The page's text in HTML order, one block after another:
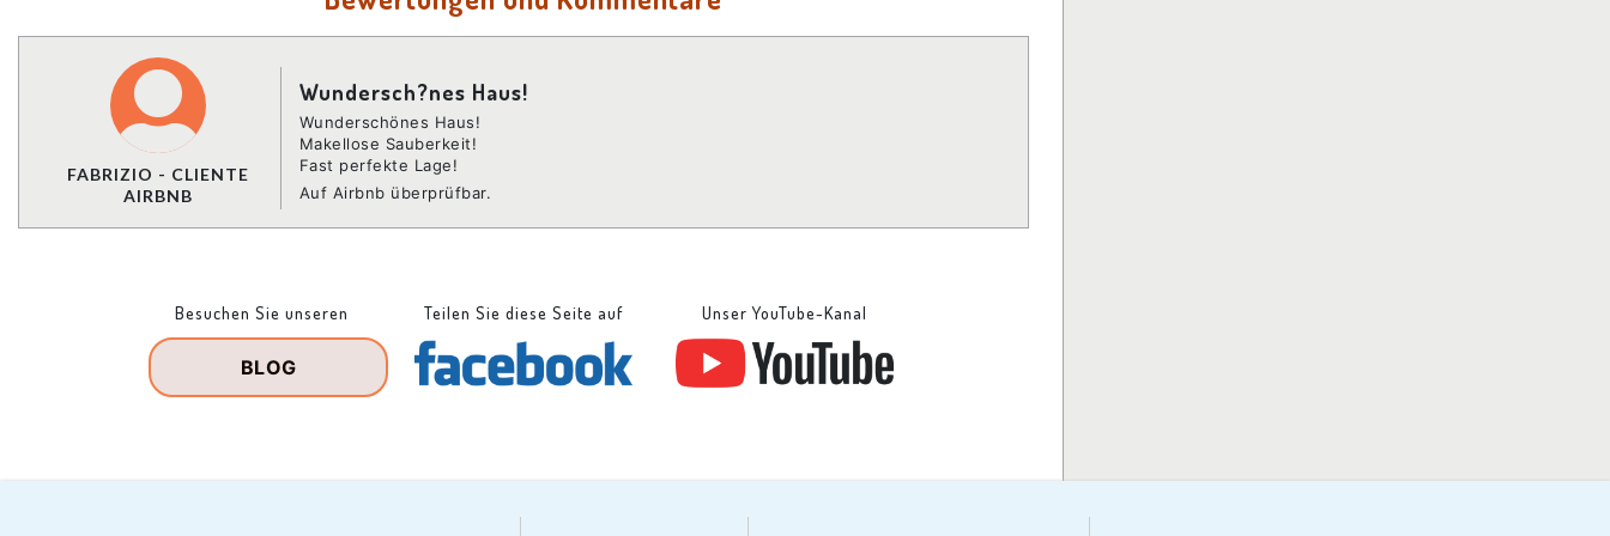
FABRIZIO - CLIENTE
AIRBNB
Wundersch?nes Haus!
Wunderschönes Haus!
Makellose Sauberkeit!
Fast perfekte Lage!
Auf Airbnb überprüfbar.
Besuchen Sie unseren
BLOG
Teilen Sie diese Seite auf Unser YouTube-Kanal